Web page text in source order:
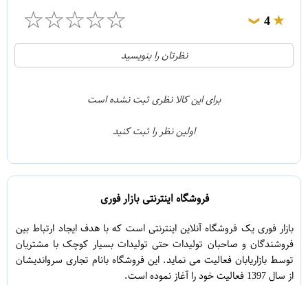
4
❯
☆
☆
☆
☆
☆
0
0
نظرتان را بنویسید
برای این کالا نظری ثبت نشده است
اولین نظر را ثبت کنید
فروشگاه اینترنتی بازار فوری
بازار فوری یک فروشگاه آنلاین اینترنتی است که با هدف ایجاد ارتباط بین
فروشندگان و صاحبان تولیدات حتی تولیدات بسیار کوچک با مشتریان
توسط بازاریابان فعالیت می نماید. این فروشگاه بانام تجاری سرواندیشان
از سال 1397 فعالیت خود را آغاز نموده است.